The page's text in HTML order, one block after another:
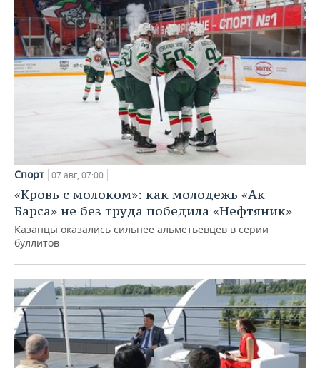
Спорт 07 авг, 07:00
«Кровь с молоком»: как молодежь «Ак
Барса» не без труда победила «Нефтяник»
Казанцы оказались сильнее альметьевцев в серии
буллитов